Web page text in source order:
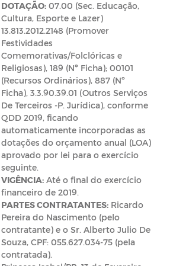
DOTAÇÃO:07.00 (Sec. Educação,
Cultura, Esporte e Lazer)
13.813.2012.2148 (Promover
Festividades
Comemorativas/Folclóricas e
Religiosas), 189 (Nº Ficha); 00101
(Recursos Ordinários), 887 (Nº
Ficha), 3.3.90.39.01 (Outros Serviços
De Terceiros -P. Jurídica), conforme
QDD 2019, ficando
automaticamente incorporadas as
dotações do orçamento anual (LOA)
aprovado por lei para o exercício
seguinte.
VIGÊNCIA:Até o final do exercício
financeiro de 2019.
PARTES CONTRATANTES:Ricardo
Pereira do Nascimento (pelo
contratante) e o Sr. Alberto Julio De
Souza, CPF: 055.627.034-75 (pela
contratada).